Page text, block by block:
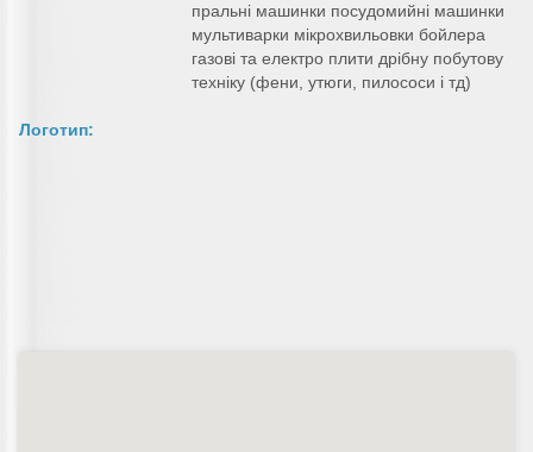
пральні машинки посудомийні машинки
мультиварки мікрохвильовки бойлера
газові та електро плити дрібну побутову
техніку (фени, утюги, пилососи і тд)
Логотип: